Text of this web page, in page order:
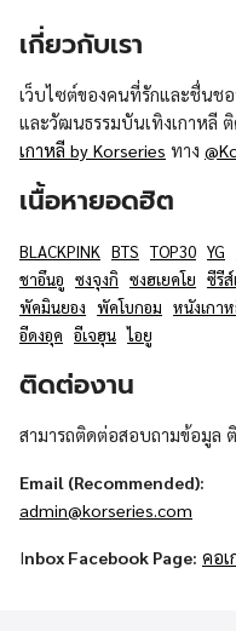
เกี่ยวกับเรา
เว็บไซต์ของคนที่รักและชื่นช
และวัฒนธรรมบันเทิงเกาหลี
เกาหลี by Korseries ทาง
เนื้อหายอดฮิต
BLACKPINK BTS TOP30 YG
ชาอึนอู ซงจุงกิ ซงฮเยคโย ซีรี
พัคมินยอง พัคโบกอม หนังเกา
อีดงอุค อีเจฮุน ไอยู
ติดต่องาน
สามารถติดต่อสอบถามข้อมูล
Email (Recommended):
admin@korseries.com
Inbox Facebook Page: คอเ